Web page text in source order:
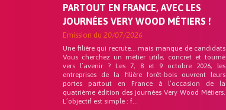
PARTOUT EN FRANCE, AVEC LES
JOURNÉES VERY WOOD MÉTIERS !
Emission du 20/07/2026
Une filière qui recrute… mais manque de candidats
Vous cherchez un métier utile, concret et tourné
vers l’avenir ? Les 7, 8 et 9 octobre 2026, les
entreprises de la filière forêt-bois ouvrent leurs
portes partout en France à l’occasion de la
quatrième édition des journées Very Wood Métiers.
L’objectif est simple : f...